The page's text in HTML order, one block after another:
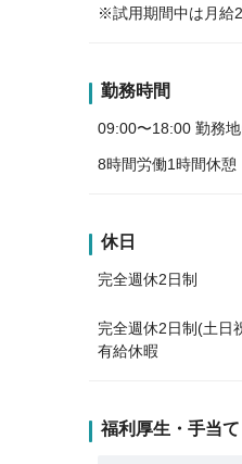
※試用期間中は月給
勤務時間
09:00〜18:00 勤務
8時間労働1時間休憩
休日
完全週休2日制
完全週休2日制(土日
有給休暇
福利厚生・手当て